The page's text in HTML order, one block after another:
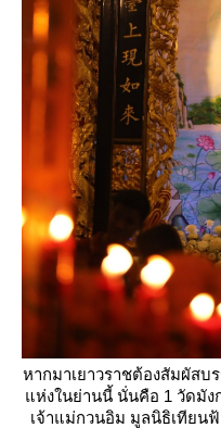
หากมาเยาวราชต้องสัมผัสบ
ห่งในย่านนี้ นั่นคือ 1 วัดมังก
เจ้าแม่กวนอิม มูลนิธิเทียนฟ้